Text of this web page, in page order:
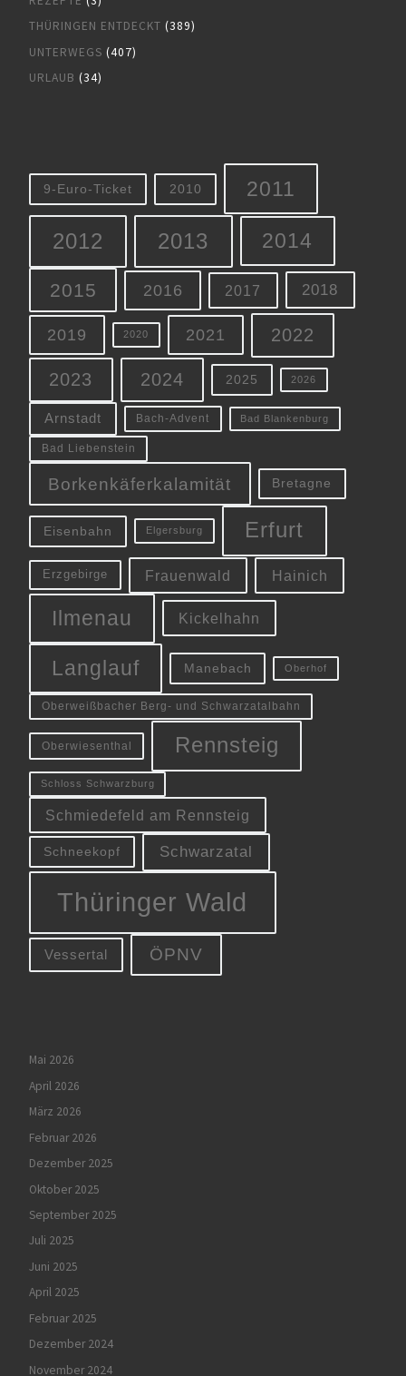
THÜRINGEN ENTDECKT (389)
UNTERWEGS (407)
URLAUB (34)
9-Euro-Ticket 2010 2011
2012 2013 2014
2015 2016 2017 2018
2019 2020 2021 2022
2023 2024 2025 2026
Arnstadt Bach-Advent Bad Blankenburg
Bad Liebenstein
Borkenkäferkalamität Bretagne
Eisenbahn Elgersburg Erfurt
Erzgebirge Frauenwald Hainich
Ilmenau Kickelhahn
Langlauf Manebach Oberhof
Oberweißbacher Berg- und Schwarzatalbahn
Oberwiesenthal Rennsteig
Schloss Schwarzburg
Schmiedefeld am Rennsteig
Schneekopf Schwarzatal
Thüringer Wald
Vessertal ÖPNV
Mai 2026
April 2026
März 2026
Februar 2026
Dezember 2025
Oktober 2025
September 2025
Juli 2025
Juni 2025
April 2025
Februar 2025
Dezember 2024
November 2024